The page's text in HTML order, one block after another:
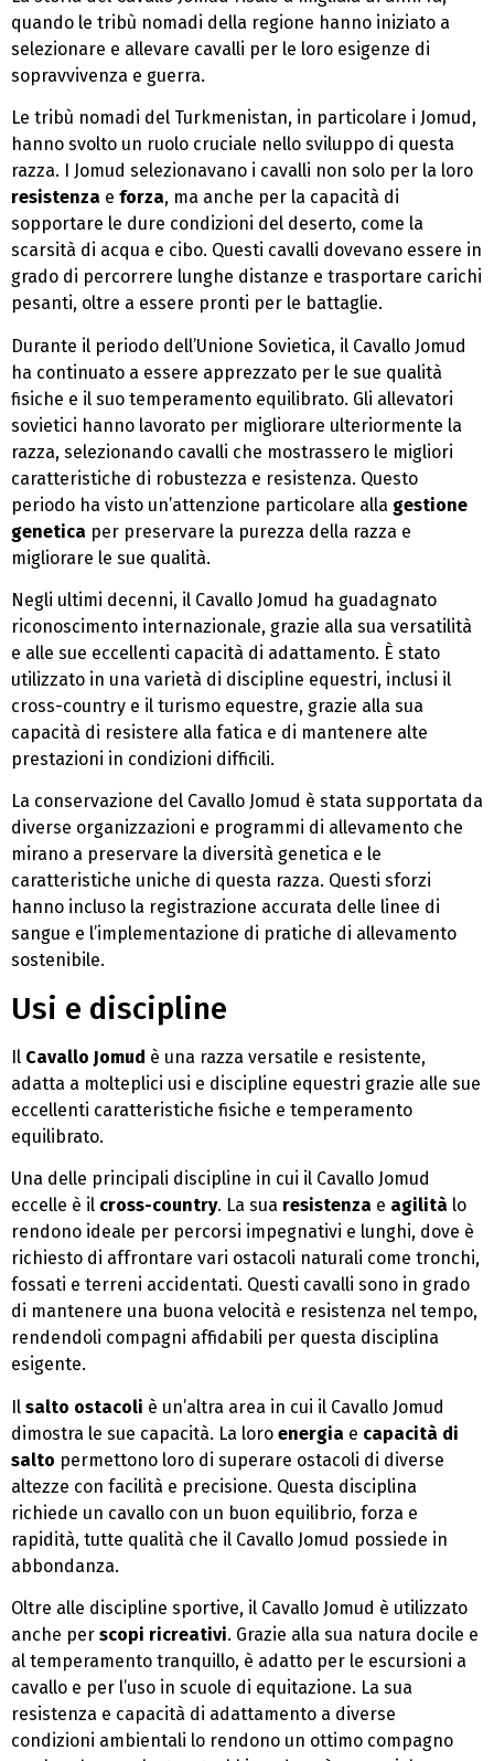
quando le tribù nomadi della regione hanno iniziato a
selezionare e allevare cavalli per le loro esigenze di
sopravvivenza e guerra.
Le tribù nomadi del Turkmenistan, in particolare i Jomud,
hanno svolto un ruolo cruciale nello sviluppo di questa
razza. I Jomud selezionavano i cavalli non solo per la loro
resistenza e forza, ma anche per la capacità di
sopportare le dure condizioni del deserto, come la
scarsità di acqua e cibo. Questi cavalli dovevano essere in
grado di percorrere lunghe distanze e trasportare carichi
pesanti, oltre a essere pronti per le battaglie.
Durante il periodo dell’Unione Sovietica, il Cavallo Jomud
ha continuato a essere apprezzato per le sue qualità
fisiche e il suo temperamento equilibrato. Gli allevatori
sovietici hanno lavorato per migliorare ulteriormente la
razza, selezionando cavalli che mostrassero le migliori
caratteristiche di robustezza e resistenza. Questo
periodo ha visto un’attenzione particolare alla gestione
genetica per preservare la purezza della razza e
migliorare le sue qualità.
Negli ultimi decenni, il Cavallo Jomud ha guadagnato
riconoscimento internazionale, grazie alla sua versatilità
e alle sue eccellenti capacità di adattamento. È stato
utilizzato in una varietà di discipline equestri, inclusi il
cross-country e il turismo equestre, grazie alla sua
capacità di resistere alla fatica e di mantenere alte
prestazioni in condizioni difficili.
La conservazione del Cavallo Jomud è stata supportata da
diverse organizzazioni e programmi di allevamento che
mirano a preservare la diversità genetica e le
caratteristiche uniche di questa razza. Questi sforzi
hanno incluso la registrazione accurata delle linee di
sangue e l’implementazione di pratiche di allevamento
sostenibile.
Usi e discipline
Il Cavallo Jomud è una razza versatile e resistente,
adatta a molteplici usi e discipline equestri grazie alle sue
eccellenti caratteristiche fisiche e temperamento
equilibrato.
Una delle principali discipline in cui il Cavallo Jomud
eccelle è il cross-country. La sua resistenza e agilità lo
rendono ideale per percorsi impegnativi e lunghi, dove è
richiesto di affrontare vari ostacoli naturali come tronchi,
fossati e terreni accidentati. Questi cavalli sono in grado
di mantenere una buona velocità e resistenza nel tempo,
rendendoli compagni affidabili per questa disciplina
esigente.
Il salto ostacoli è un’altra area in cui il Cavallo Jomud
dimostra le sue capacità. La loro energia e capacità di
salto permettono loro di superare ostacoli di diverse
altezze con facilità e precisione. Questa disciplina
richiede un cavallo con un buon equilibrio, forza e
rapidità, tutte qualità che il Cavallo Jomud possiede in
abbondanza.
Oltre alle discipline sportive, il Cavallo Jomud è utilizzato
anche per scopi ricreativi. Grazie alla sua natura docile e
al temperamento tranquillo, è adatto per le escursioni a
cavallo e per l’uso in scuole di equitazione. La sua
resistenza e capacità di adattamento a diverse
condizioni ambientali lo rendono un ottimo compagno